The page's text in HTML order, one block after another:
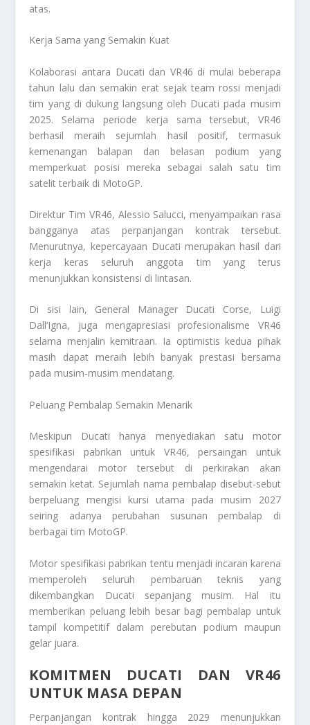
atas.
Kerja Sama yang Semakin Kuat
Kolaborasi antara Ducati dan VR46 di mulai beberapa
tahun lalu dan semakin erat sejak team rossi menjadi
tim yang di dukung langsung oleh Ducati pada musim
2025. Selama periode kerja sama tersebut, VR46
berhasil meraih sejumlah hasil positif, termasuk
kemenangan balapan dan belasan podium yang
memperkuat posisi mereka sebagai salah satu tim
satelit terbaik di MotoGP.
Direktur Tim VR46, Alessio Salucci, menyampaikan rasa
bangganya atas perpanjangan kontrak tersebut.
Menurutnya, kepercayaan Ducati merupakan hasil dari
kerja keras seluruh anggota tim yang terus
menunjukkan konsistensi di lintasan.
Di sisi lain, General Manager Ducati Corse, Luigi
Dall’Igna, juga mengapresiasi profesionalisme VR46
selama menjalin kemitraan. Ia optimistis kedua pihak
masih dapat meraih lebih banyak prestasi bersama
pada musim-musim mendatang.
Peluang Pembalap Semakin Menarik
Meskipun Ducati hanya menyediakan satu motor
spesifikasi pabrikan untuk VR46, persaingan untuk
mengendarai motor tersebut di perkirakan akan
semakin ketat. Sejumlah nama pembalap disebut-sebut
berpeluang mengisi kursi utama pada musim 2027
seiring adanya perubahan susunan pembalap di
berbagai tim MotoGP.
Motor spesifikasi pabrikan tentu menjadi incaran karena
memperoleh seluruh pembaruan teknis yang
dikembangkan Ducati sepanjang musim. Hal itu
memberikan peluang lebih besar bagi pembalap untuk
tampil kompetitif dalam perebutan podium maupun
gelar juara.
KOMITMEN DUCATI DAN VR46
UNTUK MASA DEPAN
Perpanjangan kontrak hingga 2029 menunjukkan